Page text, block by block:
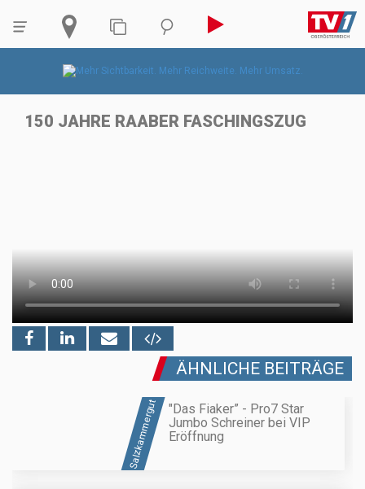
150 JAHRE RAABER FASCHINGSZUG
ÄHNLICHE BEITRÄGE
Salzkammergut
"Das Fiaker” - Pro7 Star
Jumbo Schreiner bei VIP
Eröffnung